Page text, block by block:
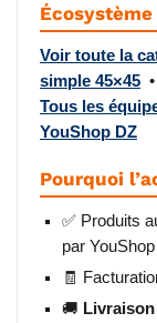
Voir toute la
simple 45×45 •
Tous les
YouShop DZ
Pourquoi
✅ Produits
par
🧾
🚚